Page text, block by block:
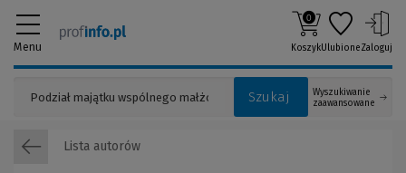
Menu
Szukaj
Wyszukiwanie
zaawansowane
0
KoszykUlubioneZaloguj
Lista autorów